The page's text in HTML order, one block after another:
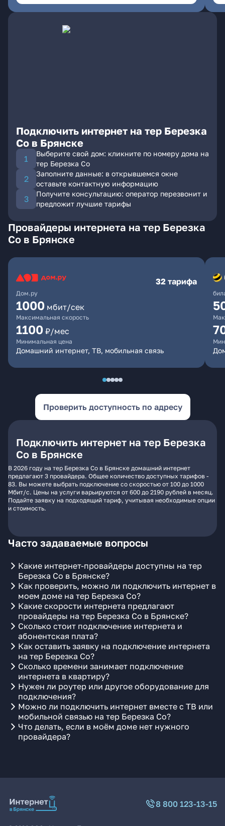
Подключить интернет на тер Березка
Со в Брянске
Выберите свой дом: кликните по номеру дома на
тер Березка Со
Заполните данные: в открывшемся окне
оставьте контактную информацию
Получите консультацию: оператор перезвонит и
предложит лучшие тарифы
Провайдеры интернета на тер Березка
Со в Брянске
Дом.ру
32 тарифа
1000 мбит/сек
Максимальная скорость
1100 ₽/мес
Минимальная цена
Домашний интернет, ТВ, мобильная связь
Проверить доступность по адресу
Подключить интернет на тер Березка
Со в Брянске
В 2026 году на тер Березка Со в Брянске домашний интернет
предлагают 3 провайдера. Общее количество доступных тарифов -
83. Вы можете выбрать подключение со скоростью от 100 до 1000
Мбит/с. Цены на услуги варьируются от 600 до 2190 рублей в месяц.
Подайте заявку на подходящий тариф, учитывая необходимые опции
и стоимость.
Часто задаваемые вопросы
Какие интернет-провайдеры доступны на тер
Березка Со в Брянске?
Как проверить, можно ли подключить интернет в
моем доме на тер Березка Со?
Какие скорости интернета предлагают
провайдеры на тер Березка Со в Брянске?
Сколько стоит подключение интернета и
абонентская плата?
Как оставить заявку на подключение интернета
на тер Березка Со?
Сколько времени занимает подключение
интернета в квартиру?
Нужен ли роутер или другое оборудование для
подключения?
Можно ли подключить интернет вместе с ТВ или
мобильной связью на тер Березка Со?
Что делать, если в моём доме нет нужного
провайдера?
8 800 123-13-15